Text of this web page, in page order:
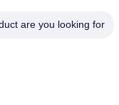
are you looking for?